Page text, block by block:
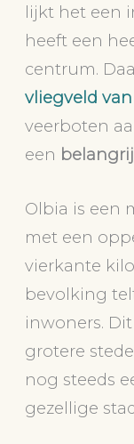
lijkt het een
heeft een
centrum.
vliegveld
veerboten
een
Olbia is een
met een
vierkante
bevolking
inwoners.
grotere
nog steeds
gezellige